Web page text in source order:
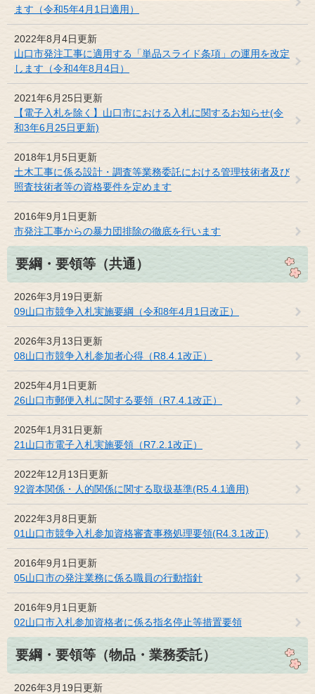
ます（令和5年4月1日適用）
2022年8月4日更新
山口市発注工事に適用する「単品スライド条項」の運用を改定
します（令和4年8月4日）
2021年6月25日更新
【電子入札を除く】山口市における入札に関するお知らせ(令
和3年6月25日更新)
2018年1月5日更新
土木工事に係る設計・調査等業務委託における管理技術者及び
照査技術者等の資格要件を定めます
2016年9月1日更新
市発注工事からの暴力団排除の徹底を行います
要綱・要領等（共通）
2026年3月19日更新
09山口市競争入札実施要綱（令和8年4月1日改正）
2026年3月13日更新
08山口市競争入札参加者心得（R8.4.1改正）
2025年4月1日更新
26山口市郵便入札に関する要領（R7.4.1改正）
2025年1月31日更新
21山口市電子入札実施要領（R7.2.1改正）
2022年12月13日更新
92資本関係・人的関係に関する取扱基準(R5.4.1適用)
2022年3月8日更新
01山口市競争入札参加資格審査事務処理要領(R4.3.1改正)
2016年9月1日更新
05山口市の発注業務に係る職員の行動指針
2016年9月1日更新
02山口市入札参加資格者に係る指名停止等措置要領
要綱・要領等（物品・業務委託）
2026年3月19日更新